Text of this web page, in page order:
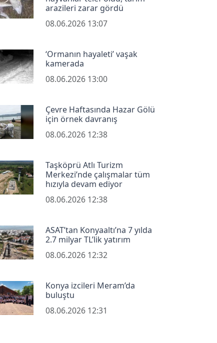
arazileri zarar gördü
08.06.2026 13:07
‘Ormanın hayaleti’ vaşak
kamerada
08.06.2026 13:00
Çevre Haftasında Hazar Gölü
için örnek davranış
08.06.2026 12:38
Taşköprü Atlı Turizm
Merkezi’nde çalışmalar tüm
hızıyla devam ediyor
08.06.2026 12:38
ASAT’tan Konyaaltı’na 7 yılda
2.7 milyar TL’lik yatırım
08.06.2026 12:32
Konya izcileri Meram’da
buluştu
08.06.2026 12:31